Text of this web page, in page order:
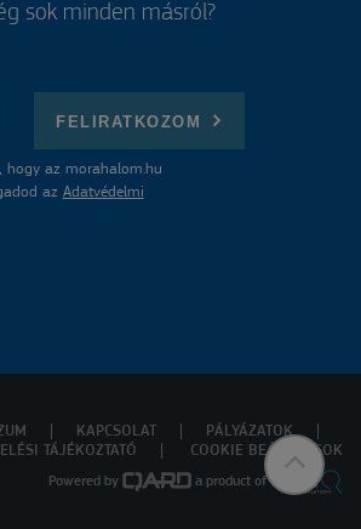
sok minden másról?
FELIRATKOZOM
hogy az morahalom.hu
az Adatvédelmi
KAPCSOLAT
PÁLYÁZATOK
TÁJÉKOZTATÓ
COOKIE BEÁLLÍTÁSOK
Powered by a product of